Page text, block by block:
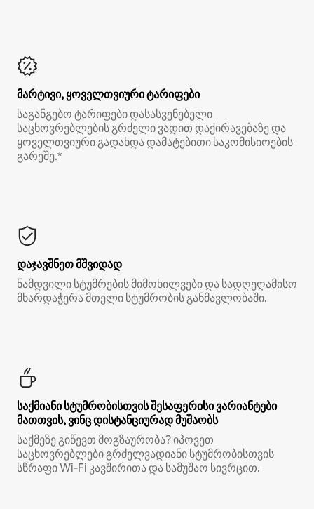
მარტივი, ყოველთვიური ტარიფები
საგანგებო ტარიფები დასასვენებელი
საცხოვრებლების გრძელი ვადით დაქირავებაზე და
ყოველთვიური გადახდა დამატებითი საკომისიოების
გარეშე.*
დაჯავშნეთ მშვიდად
ნამდვილი სტუმრების მიმოხილვები და სადღეღამისო
მხარდაჭერა მთელი სტუმრობის განმავლობაში.
საქმიანი სტუმრობისთვის შესაფერისი ვარიანტები
მათთვის, ვინც დისტანციურად მუშაობს
საქმეზე გიწევთ მოგზაურობა? იპოვეთ
საცხოვრებლები გრძელვადიანი სტუმრობისთვის
სწრაფი Wi‑Fi კავშირითა და სამუშაო სივრცით.